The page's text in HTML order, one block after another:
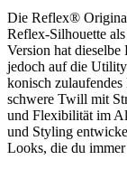
Die Reflex®
Reflex-Silhouette
Version hat
jedoch auf die
konisch
schwere Twill mit
und Flexibilität im
und Styling
Looks, die du